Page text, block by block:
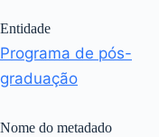
Entidade
Programa de pós-
graduação
Nome do metadado